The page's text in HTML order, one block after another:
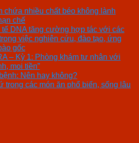
chứa nhiều chất béo không lành
chế
tế DNA tăng cường hợp tác với các
việc nghiên cứu, đào tạo, ứng
gốc
– Kỳ 1: Phòng khám tư nhân với
moi tiền”
Nên hay không?
trong các món ăn phổ biến, sống lâu